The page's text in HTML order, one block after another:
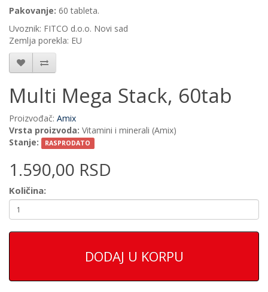
Pakovanje: 60 tableta.
Uvoznik: FITCO d.o.o. Novi sad
Zemlja porekla: EU
Multi Mega Stack, 60tab
Proizvođač: Amix
Vrsta proizvoda: Vitamini i minerali (Amix)
Stanje:
RASPRODATO
1.590,00 RSD
Količina:
DODAJ U KORPU